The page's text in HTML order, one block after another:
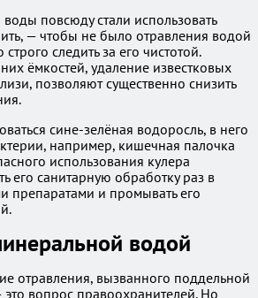
повсюду стали использовать
— чтобы не было отравления водой
следить за его чистотой.
ёмкостей, удаление известковых
позволяют существенно снизить
сине-зелёная водоросль, в него
например, кишечная палочка
использования кулера
его санитарную обработку раз в
препаратами и промывать его
водой
отравления, вызванного поддельной
вопрос правоохранителей. Но